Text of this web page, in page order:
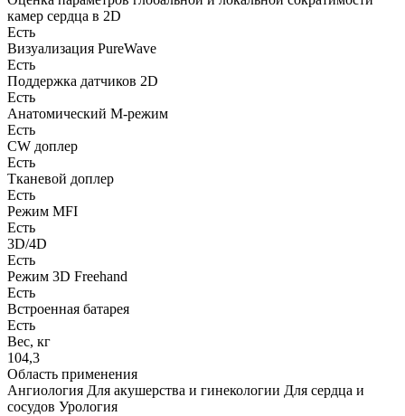
камер сердца в 2D
Есть
Визуализация PureWave
Есть
Поддержка датчиков 2D
Есть
Анатомический М-режим
Есть
CW доплер
Есть
Тканевой доплер
Есть
Режим MFI
Есть
3D/4D
Есть
Режим 3D Freehand
Есть
Встроенная батарея
Есть
Вес, кг
104,3
Область применения
Ангиология Для акушерства и гинекологии Для сердца и
сосудов Урология